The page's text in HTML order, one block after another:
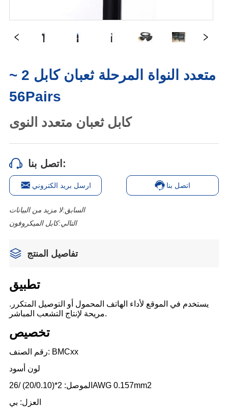
متعدد النواة المرحلة ثعبان كابل 2 ~
56Pairs
اتصل بنا:
ارسل بريد الكتروني اتصل بنا
السابق:لا مزيد من البيانات
التالي:كابل الميكروفون
تفاصيل المنتج